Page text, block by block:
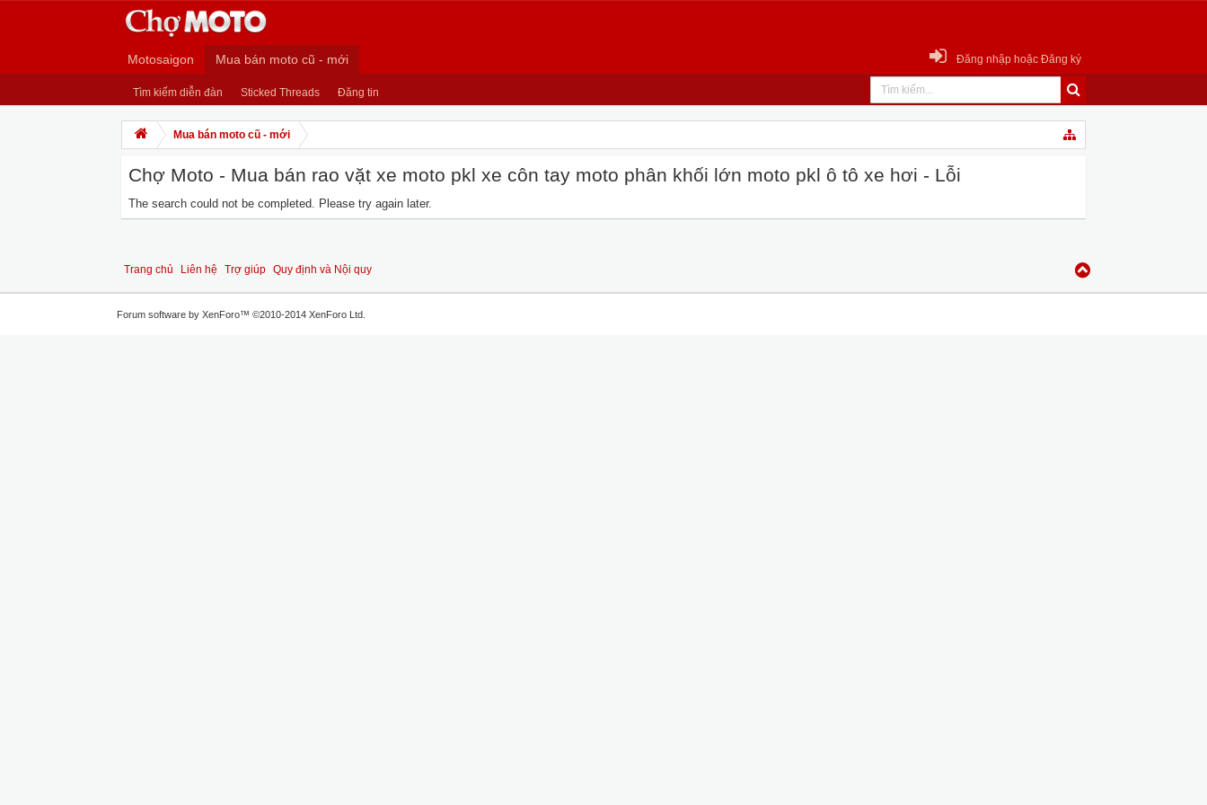
Motosaigon Mua bán moto cũ - mới
Tìm kiếm diễn đàn Sticked Threads Đăng tin
Đăng nhập hoặc Đăng ký
Mua bán moto cũ - mới
Chợ Moto - Mua bán rao vặt xe moto pkl xe côn tay moto phân khối lớn moto pkl ô tô xe hơi - Lỗi
The search could not be completed. Please try again later.
Trang chủ Liên hệ Trợ giúp Quy định và Nội quy
Forum software by XenForo™ ©2010-2014 XenForo Ltd.